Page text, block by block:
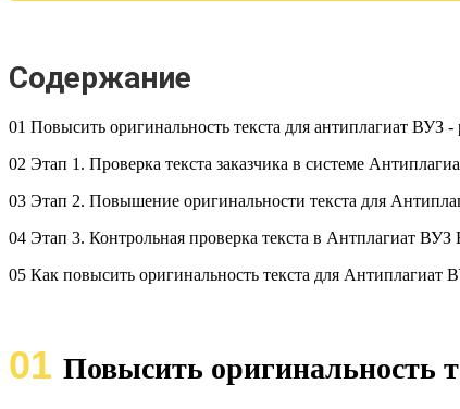
Содержание
01 Повысить оригинальность текста для антиплагиат ВУЗ
02 Этап 1. Проверка текста заказчика в системе
03 Этап 2. Повышение оригинальности текста для
04 Этап 3. Контрольная проверка текста в Антплагиат
05 Как повысить оригинальность текста для Антиплагиат
01 Повысить оригинальность